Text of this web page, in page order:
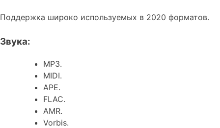
Поддержка широко используемых в 2020 форматов.
Звука:
MP3.
MIDI.
APE.
FLAC.
AMR.
Vorbis.